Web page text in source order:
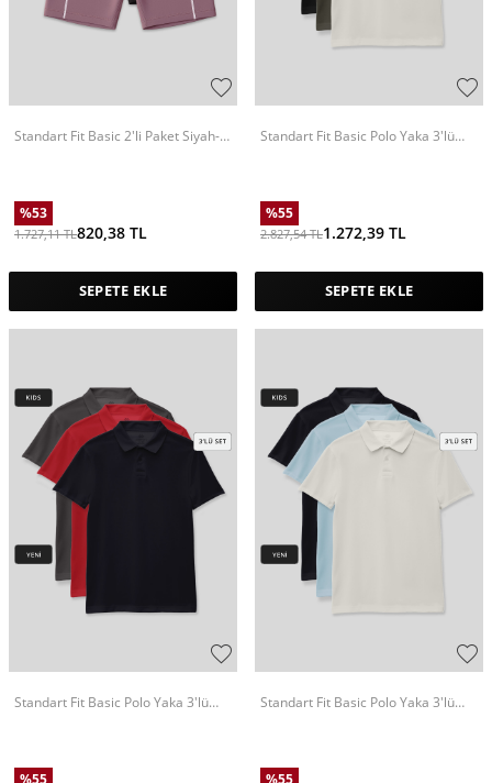
Standart Fit Basic 2'li Paket Siyah-
%53
1.727,11TL820,38 TL
SEPETE EKLE
Standart Fit Basic Polo Yaka 3'lü
%55
2.827,54TL1.272,39 TL
SEPETE EKLE
Standart Fit Basic Polo Yaka 3'lü
%55
Standart Fit Basic Polo Yaka 3'lü
%55